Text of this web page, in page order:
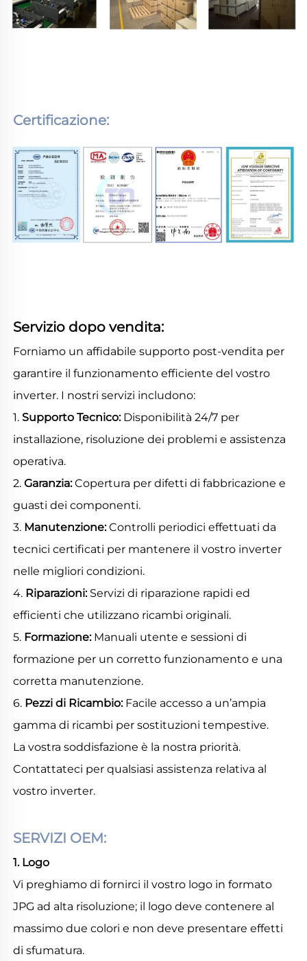
Certificazione:
Servizio dopo vendita:
Forniamo un affidabile supporto post-vendita per
garantire il funzionamento efficiente del vostro
inverter. I nostri servizi includono:
1. Supporto Tecnico: Disponibilità 24/7 per
installazione, risoluzione dei problemi e assistenza
operativa.
2. Garanzia: Copertura per difetti di fabbricazione e
guasti dei componenti.
3. Manutenzione: Controlli periodici effettuati da
tecnici certificati per mantenere il vostro inverter
nelle migliori condizioni.
4. Riparazioni: Servizi di riparazione rapidi ed
efficienti che utilizzano ricambi originali.
5. Formazione: Manuali utente e sessioni di
formazione per un corretto funzionamento e una
corretta manutenzione.
6. Pezzi di Ricambio: Facile accesso a un’ampia
gamma di ricambi per sostituzioni tempestive.
La vostra soddisfazione è la nostra priorità.
Contattateci per qualsiasi assistenza relativa al
vostro inverter.
SERVIZI OEM:
1. Logo
Vi preghiamo di fornirci il vostro logo in formato
JPG ad alta risoluzione; il logo deve contenere al
massimo due colori e non deve presentare effetti
di sfumatura.